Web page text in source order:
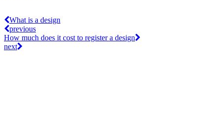
What is a design
previous
How much does it cost to register a design
next